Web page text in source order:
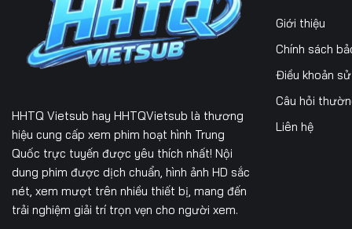
197 198
204 205 206
213
218 219 220
225 226
232 233
HHTQ Vietsub hay HHTQVietsub là thương
hiệu cung cấp xem phim hoạt hình Trung
Quốc trực tuyến được yêu thích nhất! Nội
dung phim được dịch chuẩn, hình ảnh HD sắc
nét, xem mượt trên nhiều thiết bị, mang đến
trải nghiệm giải trí trọn vẹn cho người xem.
Giới thiệu
Chính sách
Điều khoản
Câu hỏi
Liên hệ